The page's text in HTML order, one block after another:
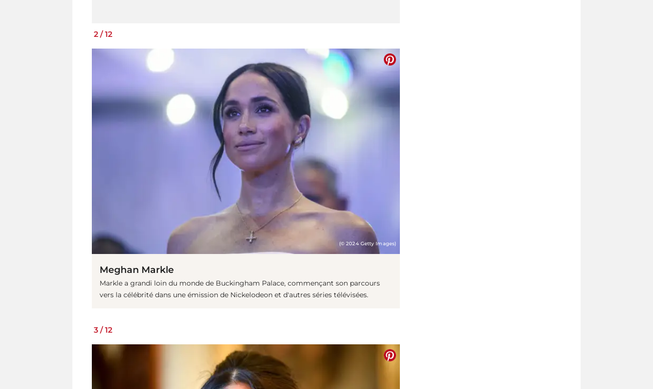
2 / 12
(© 2024 Getty Images)
Meghan Markle
Markle a grandi loin du monde de Buckingham Palace, commençant son parcours
vers la célébrité dans une émission de Nickelodeon et d'autres séries télévisées.
3 / 12